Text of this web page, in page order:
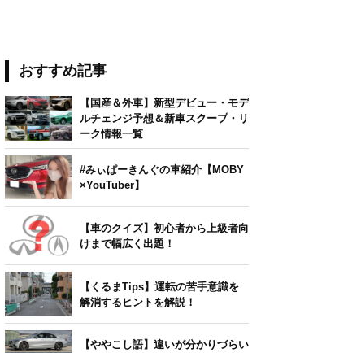
おすすめ記事
【国産＆外車】新型デビュー・モデ
ルチェンジ予想＆新車スクープ・リ
ーク情報一覧
#みぃぱーきんぐの車紹介【MOBY
×YouTuber】
【車のクイズ】初心者から上級者向
けまで幅広く出題！
【くるまTips】運転の苦手意識を
解消するヒントを解説！
【ややこし語】違いが分かりづらい